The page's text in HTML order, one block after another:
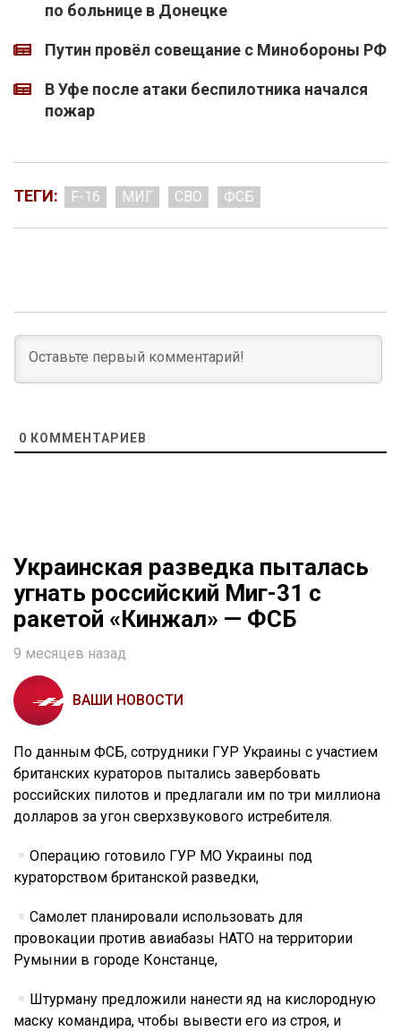
по больнице в Донецке
Путин провёл совещание с Минобороны РФ
В Уфе после атаки беспилотника начался
пожар
ТЕГИ: F-16 МИГ СВО ФСБ
0 КОММЕНТАРИЕВ
Украинская разведка пыталась
угнать российский Миг-31 с
ракетой «Кинжал» — ФСБ
9 месяцев назад
ВАШИ НОВОСТИ
По данным ФСБ, сотрудники ГУР Украины с участием
британских кураторов пытались завербовать
российских пилотов и предлагали им по три миллиона
долларов за угон сверхзвукового истребителя.
Операцию готовило ГУР МО Украины под
кураторством британской разведки,
Самолет планировали использовать для
провокации против авиабазы НАТО на территории
Румынии в городе Констанце,
Штурману предложили нанести яд на кислородную
маску командира, чтобы вывести его из строя, и